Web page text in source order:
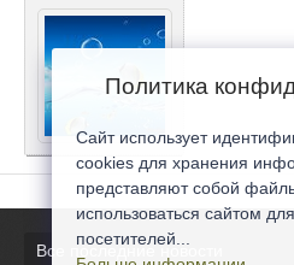
Все последние новости
Политика
Сайт использует
cookies для хранения
представляют собой
использоваться сайтом
посетителей...